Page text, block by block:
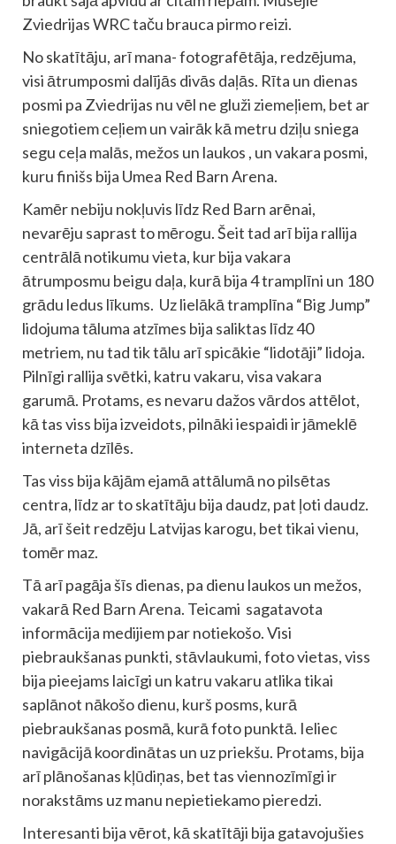
Zviedrijas WRC taču brauca pirmo reizi.
No skatītāju, arī mana- fotografētāja, redzējuma,
visi ātrumposmi dalījās divās daļās. Rīta un dienas
posmi pa Zviedrijas nu vēl ne gluži ziemeļiem, bet ar
sniegotiem ceļiem un vairāk kā metru dziļu sniega
segu ceļa malās, mežos un laukos , un vakara posmi,
kuru finišs bija Umea Red Barn Arena.
Kamēr nebiju nokļuvis līdz Red Barn arēnai,
nevarēju saprast to mērogu. Šeit tad arī bija rallija
centrālā notikumu vieta, kur bija vakara
ātrumposmu beigu daļa, kurā bija 4 tramplīni un 180
grādu ledus līkums. Uz lielākā tramplīna “Big Jump”
lidojuma tāluma atzīmes bija saliktas līdz 40
metriem, nu tad tik tālu arī spicākie “lidotāji” lidoja.
Pilnīgi rallija svētki, katru vakaru, visa vakara
garumā. Protams, es nevaru dažos vārdos attēlot,
kā tas viss bija izveidots, pilnāki iespaidi ir jāmeklē
interneta dzīlēs.
Tas viss bija kājām ejamā attālumā no pilsētas
centra, līdz ar to skatītāju bija daudz, pat ļoti daudz.
Jā, arī šeit redzēju Latvijas karogu, bet tikai vienu,
tomēr maz.
Tā arī pagāja šīs dienas, pa dienu laukos un mežos,
vakarā Red Barn Arena. Teicami sagatavota
informācija medijiem par notiekošo. Visi
piebraukšanas punkti, stāvlaukumi, foto vietas, viss
bija pieejams laicīgi un katru vakaru atlika tikai
saplānot nākošo dienu, kurš posms, kurā
piebraukšanas posmā, kurā foto punktā. Ieliec
navigācijā koordinātas un uz priekšu. Protams, bija
arī plānošanas kļūdiņas, bet tas viennozīmīgi ir
norakstāms uz manu nepietiekamo pieredzi.
Interesanti bija vērot, kā skatītāji bija gatavojušies